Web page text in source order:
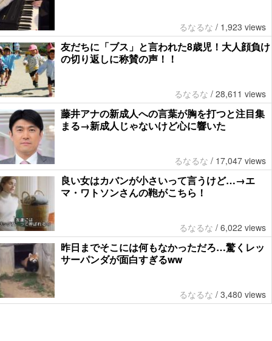
るなるな / 1,923 views
友だちに「ブス」と言われた8歳児！大人顔負け
の切り返しに称賛の声！！
るなるな / 28,611 views
藤井アナの新成人への言葉が胸を打つと注目集
まる→新成人じゃないけど心に響いた
るなるな / 17,047 views
良い女はカバンが小さいって言うけど…→エ
マ・ワトソンさんの鞄がこちら！
るなるな / 6,022 views
昨日までそこには何もなかっただろ…驚くレッ
サーパンダが面白すぎるww
るなるな / 3,480 views